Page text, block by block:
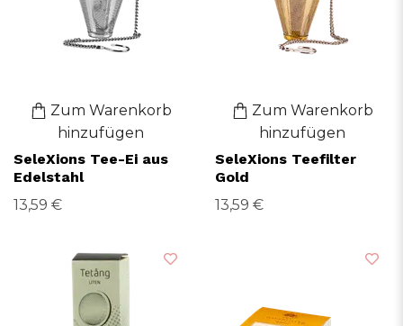
Zum Warenkorb
hinzufügen
SeleXions Tee-Ei aus
Edelstahl
13,59 €
Zum Warenkorb
hinzufügen
SeleXions Teefilter
Gold
13,59 €